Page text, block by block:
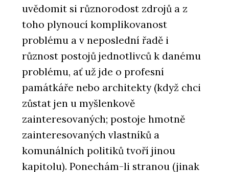
uvědomit si různorodost zdrojů a z
toho plynoucí komplikovanost
problému a v neposlední řadě i
různost postojů jednotlivců k danému
problému, ať už jde o profesní
památkáře nebo architekty (když chci
zůstat jen u myšlenkově
zainteresovaných; postoje hmotně
zainteresovaných vlastníků a
komunálních politiků tvoří jinou
kapitolu). Ponechám-li stranou (jinak